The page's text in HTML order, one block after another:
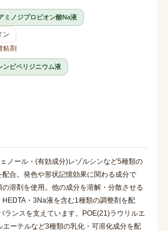
ミノジプロピオン酸Na液
ン
粘剤
ンピペリジニウム液
ノール・(有効成分)レゾルシンなど5種類の
合。発色や形状記憶効果に関わる成分で
溶剤を使用。他の成分を溶解・分散させる
・3Na液を含む1種類の調整剤を配
ランスを支えています。POE(21)ラウリルエ
エーテルなど3種類の乳化・可溶化成分を配